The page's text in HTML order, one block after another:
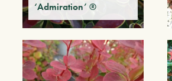
‘Admiration’ ®